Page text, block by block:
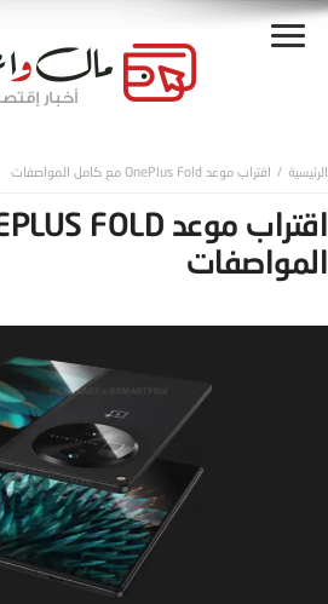
اقتراب موعد OnePlus Fold مع كامل المواصفات
المواصفات